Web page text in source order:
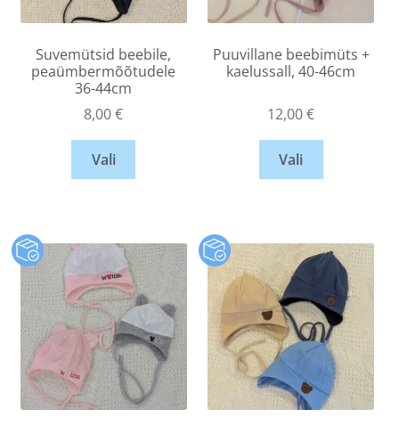
Suvemütsid beebile,
peaümbermõõtudele
36-44cm
8,00€
Vali
Puuvillane beebimüts +
kaelussall, 40-46cm
12,00€
Vali